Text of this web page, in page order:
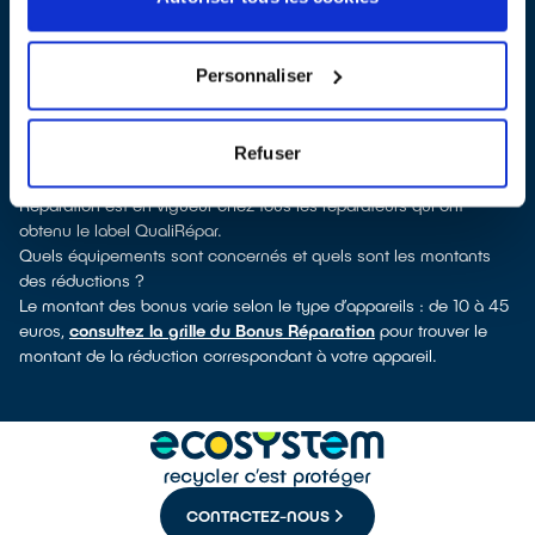
Personnaliser
Refuser
. En cliquant sur la fiche détaillée du réparateur, vous
verrez pour quels types d’appareils ce professionnel a obtenu le
informatique, outils électriques : à chaque famille d’équipements
son réparateur spécialisé et labellisé QualiRépar.
Consulter l’annuaire
Comment bénéficier du Bonus Réparation à Beuzeville ?
Immédiatement déduit de la facture par le réparateur, le Bonus
Réparation est en vigueur chez tous les réparateurs qui ont
obtenu le label QualiRépar.
Quels équipements sont concernés et quels sont les montants
des réductions ?
Le montant des bonus varie selon le type d’appareils : de 10 à 45
euros, consultez la grille du Bonus Réparation pour trouver le
montant de la réduction correspondant à votre appareil.
CONTACTEZ-NOUS